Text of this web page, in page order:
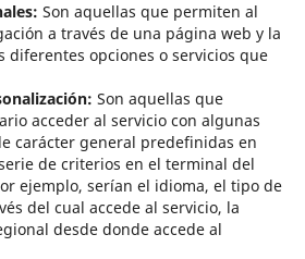
Son aquellas que permiten al
a través de una página web y la
diferentes opciones o servicios que
Son aquellas que
acceder al servicio con algunas
carácter general predefinidas en
de criterios en el terminal del
ejemplo, serían el idioma, el tipo de
del cual accede al servicio, la
desde donde accede al